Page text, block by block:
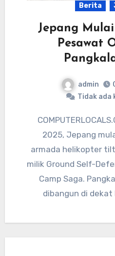
Berita
Jepang
Pesawat
admin
Tidak ada
COMPUTERLOCALS.COM – Pada 9 Juli
2025, Jepang
armada helikopter
milik Ground Self-
Camp Saga.
dibangun di dekat